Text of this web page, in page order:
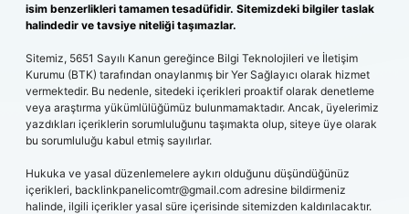
isim benzerlikleri tamamen tesadüfidir. Sitemizdeki bilgiler taslak
halindedir ve tavsiye niteliği taşımazlar.
Sitemiz, 5651 Sayılı Kanun gereğince Bilgi Teknolojileri ve İletişim
Kurumu (BTK) tarafından onaylanmış bir Yer Sağlayıcı olarak hizmet
vermektedir. Bu nedenle, sitedeki içerikleri proaktif olarak denetleme
veya araştırma yükümlülüğümüz bulunmamaktadır. Ancak, üyelerimiz
yazdıkları içeriklerin sorumluluğunu taşımakta olup, siteye üye olarak
bu sorumluluğu kabul etmiş sayılırlar.
Hukuka ve yasal düzenlemelere aykırı olduğunu düşündüğünüz
içerikleri, backlinkpanelicomtr@gmail.com adresine bildirmeniz
halinde, ilgili içerikler yasal süre içerisinde sitemizden kaldırılacaktır.